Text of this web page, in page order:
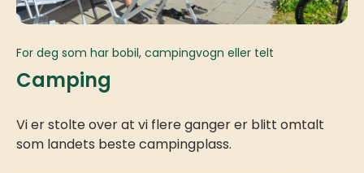
For deg som har bobil, campingvogn eller telt
Camping
Vi er stolte over at vi flere ganger er blitt omtalt
som landets beste campingplass.